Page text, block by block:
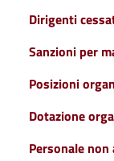
Dirigenti
Sanzioni per
Posizioni
Dotazione
Personale